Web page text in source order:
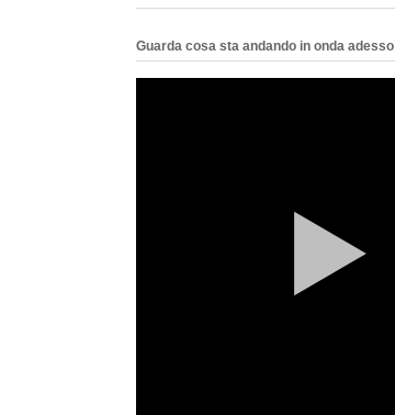
Guarda cosa sta andando in onda adesso